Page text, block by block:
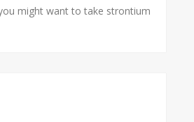
might want to take strontium